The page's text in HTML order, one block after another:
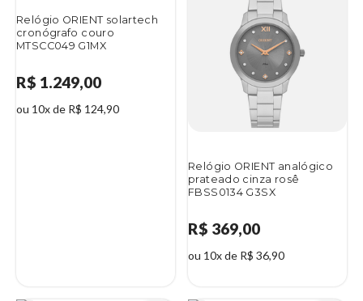
Relógio ORIENT solartech
cronógrafo couro
MTSCC049 G1MX
R$ 1.249,00
ou 10x de R$ 124,90
Relógio ORIENT analógico
prateado cinza rosê
FBSS0134 G3SX
R$ 369,00
ou 10x de R$ 36,90